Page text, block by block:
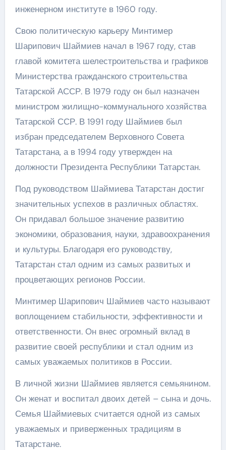
инженерном институте в 1960 году.
Свою политическую карьеру Минтимер
Шарипович Шаймиев начал в 1967 году, став
главой комитета шелестроительства и графиков
Министерства гражданского строительства
Татарской АССР. В 1979 году он был назначен
министром жилищно-коммунального хозяйства
Татарской ССР. В 1991 году Шаймиев был
избран председателем Верховного Совета
Татарстана, а в 1994 году утвержден на
должности Президента Республики Татарстан.
Под руководством Шаймиева Татарстан достиг
значительных успехов в различных областях.
Он придавал большое значение развитию
экономики, образования, науки, здравоохранения
и культуры. Благодаря его руководству,
Татарстан стал одним из самых развитых и
процветающих регионов России.
Минтимер Шарипович Шаймиев часто называют
воплощением стабильности, эффективности и
ответственности. Он внес огромный вклад в
развитие своей республики и стал одним из
самых уважаемых политиков в России.
В личной жизни Шаймиев является семьянином.
Он женат и воспитал двоих детей – сына и дочь.
Семья Шаймиевых считается одной из самых
уважаемых и приверженных традициям в
Татарстане.